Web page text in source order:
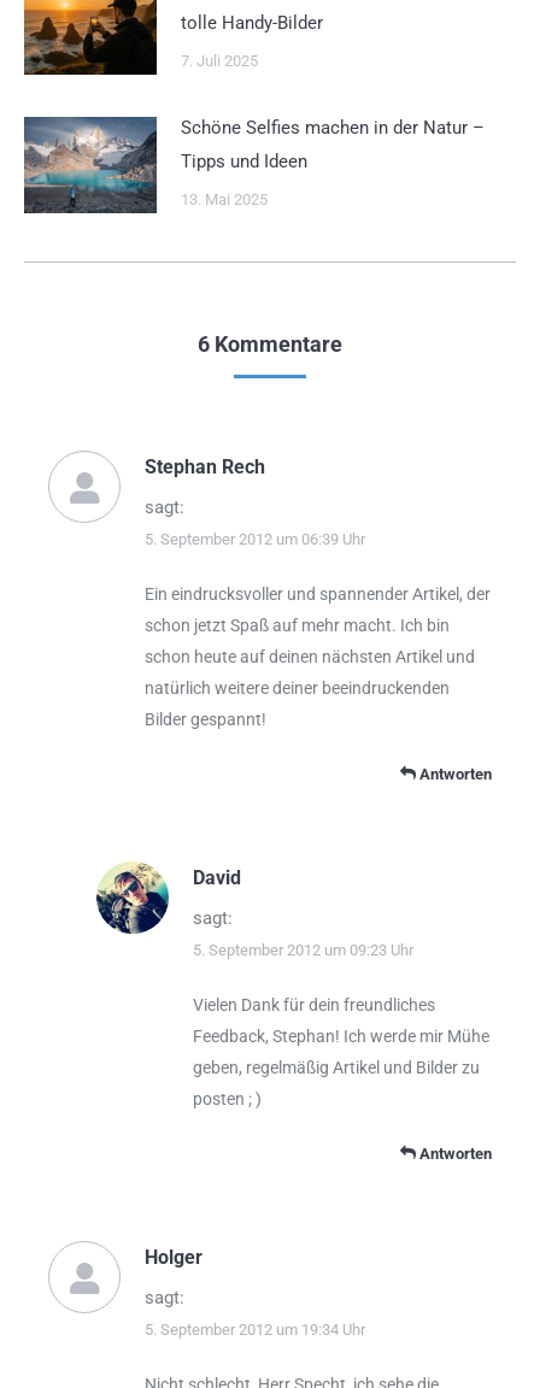
tolle Handy-Bilder
7. Juli 2025
Schöne Selfies machen in der Natur –
Tipps und Ideen
13. Mai 2025
6 Kommentare
Stephan Rech
sagt:
5. September 2012 um 06:39 Uhr
Ein eindrucksvoller und spannender Artikel, der
schon jetzt Spaß auf mehr macht. Ich bin
schon heute auf deinen nächsten Artikel und
natürlich weitere deiner beeindruckenden
Bilder gespannt!
Antworten
David
sagt:
5. September 2012 um 09:23 Uhr
Vielen Dank für dein freundliches
Feedback, Stephan! Ich werde mir Mühe
geben, regelmäßig Artikel und Bilder zu
posten ; )
Antworten
Holger
sagt:
5. September 2012 um 19:34 Uhr